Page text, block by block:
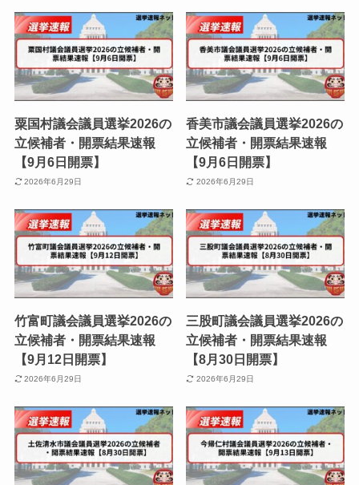
粟国村議会議員選挙2026の
立候補者・開票結果速報
【9月6日開票】
2026年6月29日
香美市議会議員選挙2026の
立候補者・開票結果速報
【9月6日開票】
2026年6月29日
竹富町議会議員選挙2026の
立候補者・開票結果速報
【9月12日開票】
2026年6月29日
三股町議会議員選挙2026の
立候補者・開票結果速報
【8月30日開票】
2026年6月29日